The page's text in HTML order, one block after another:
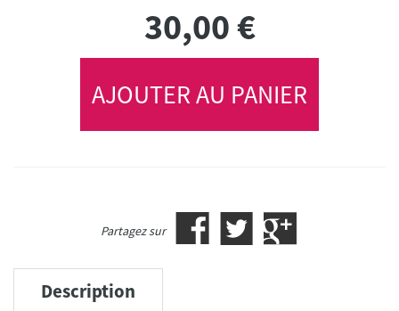
30,00€
AJOUTER AU PANIER
Partagez sur
Description